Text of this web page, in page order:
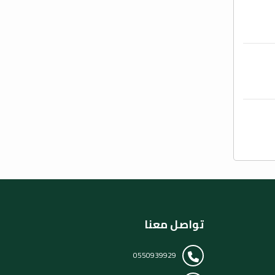
تواصل معنا
0550939929